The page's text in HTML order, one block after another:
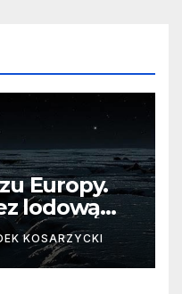
Europy.
lodową
KOSARZYCKI